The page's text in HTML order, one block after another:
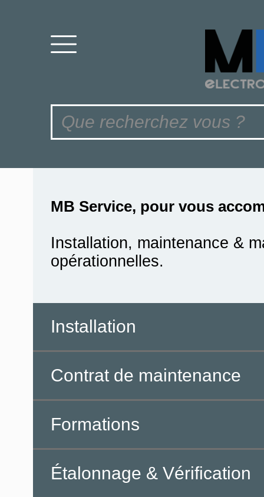
MB Service, pour vous
Installation, maintenance &
opérationnelles.
Installation
Contrat de maintenance
Formations
Étalonnage & Vérification